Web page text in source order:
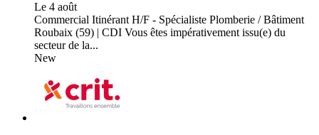
Le 4 août
Commercial Itinérant H/F - Spécialiste Plomberie / Bâtiment
Roubaix (59) | CDI Vous êtes impérativement issu(e) du
secteur de la...
New